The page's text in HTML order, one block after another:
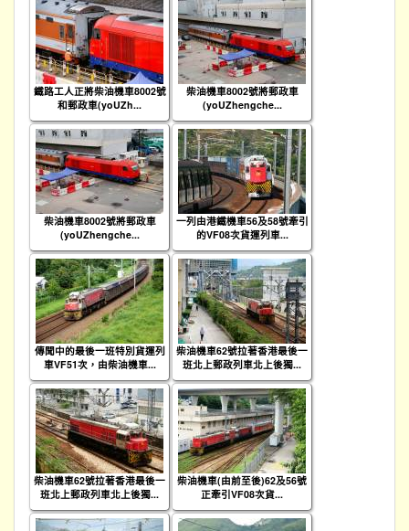
鐵路工人正將柴油機車8002號
和郵政車(yoUZh...
柴油機車8002號將郵政車
(yoUZhengche...
柴油機車8002號將郵政車
(yoUZhengche...
一列由港鐵機車56及58號牽引
的VF08次貨運列車...
傳聞中的最後一班特別貨運列
車VF51次，由柴油機車...
柴油機車62號拉著香港最後一
班北上郵政列車北上後獨...
柴油機車62號拉著香港最後一
班北上郵政列車北上後獨...
柴油機車(由前至後)62及56號
正牽引VF08次貨...